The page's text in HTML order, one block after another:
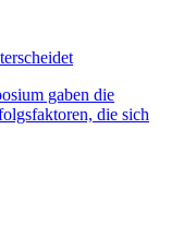
gaben die
die sich